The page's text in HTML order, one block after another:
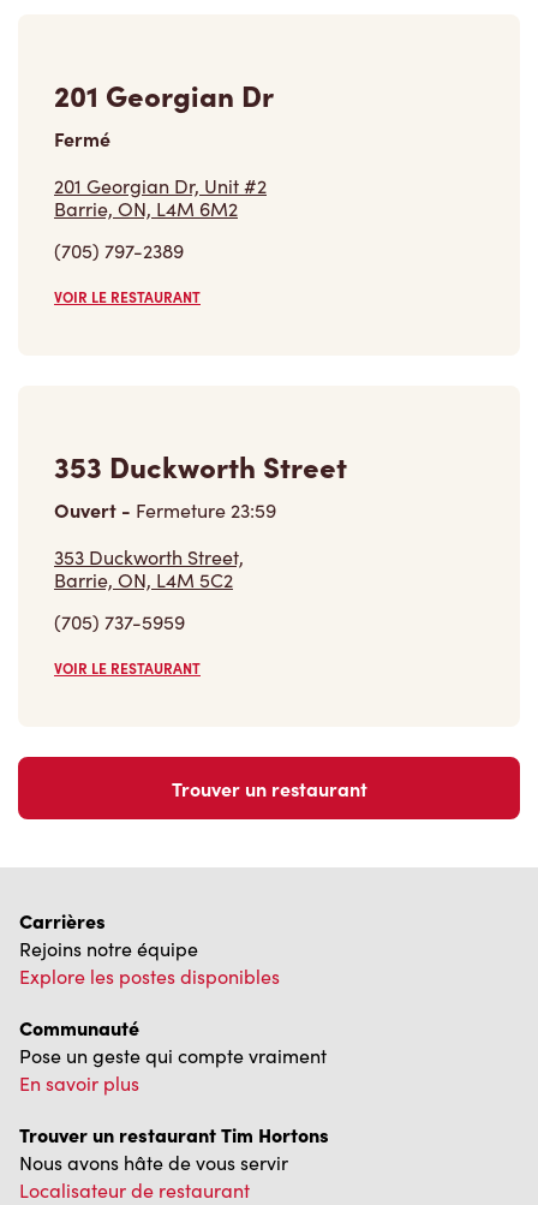
201 Georgian Dr
Fermé
201 Georgian Dr, Unit #2
Barrie, ON, L4M 6M2
(705) 797-2389
VOIR LE RESTAURANT
353 Duckworth Street
Ouvert - Fermeture23:59
353 Duckworth Street,
Barrie, ON, L4M 5C2
(705) 737-5959
VOIR LE RESTAURANT
Trouver un restaurant
Carrières
Rejoins notre équipe
Explore les postes disponibles
Communauté
Pose un geste qui compte vraiment
En savoir plus
Trouver un restaurant Tim Hortons
Nous avons hâte de vous servir
Localisateur de restaurant